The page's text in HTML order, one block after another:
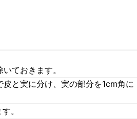
ておきます。
皮と実に分け、実の部分を1cm角に
。